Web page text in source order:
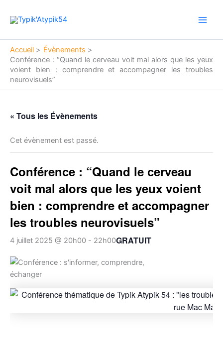
Accueil
Évènements
Conférence : “Quand le cerveau voit mal alors que les yeux
voient bien : comprendre et accompagner les troubles
neurovisuels”
« Tous les Évènements
Cet évènement est passé.
Conférence : “Quand le cerveau
voit mal alors que les yeux voient
bien : comprendre et accompagner
les troubles neurovisuels”
4 juillet 2025 @ 20h00 - 22h00GRATUIT